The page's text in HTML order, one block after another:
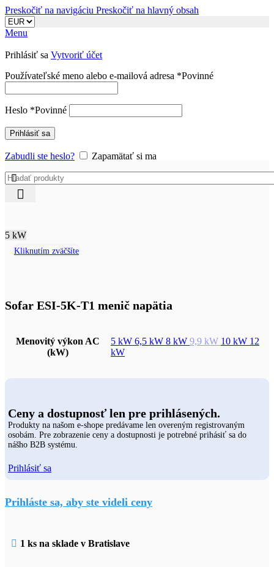
Preskočiť na navigáciu Preskočiť na hlavný obsah
Menu
Prihlásiť sa Vytvoriť účet
Používateľské meno alebo e-mailová adresa *Povinné
Heslo *Povinné
Prihlásiť sa
Zabudli ste heslo? Zapamätať si ma
Obchod/ Meniče napätia
5 kW
Kliknutím zväčšíte
Sofar ESI-5K-T1 menič napätia
Menovitý výkon AC
(kW)
5 kW 6,5 kW 8 kW 9,9 kW 10 kW 12
kW
Ceny a dostupnosť len pre prihlásených.
Produkty na našom e-shope predávame len overeným registrovaným
osobám. Pre zobrazenie ceny a dostupnosti je potrebné prihásiť sa do
nášho B2B systému.
Prihlásiť sa
Prihláste sa, aby ste videli ceny
1 ks na sklade v Bratislave